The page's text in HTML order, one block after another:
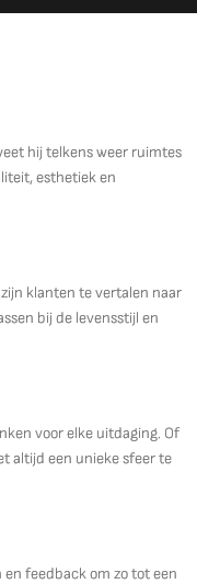
hij telkens weer ruimtes
esthetiek en
klanten te vertalen naar
bij de levensstijl en
voor elke uitdaging. Of
altijd een unieke sfeer te
feedback om zo tot een